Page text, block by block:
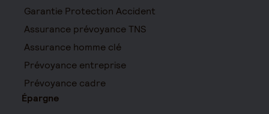
Garantie Protection Accident
Assurance prévoyance TNS
Assurance homme clé
Prévoyance entreprise
Prévoyance cadre
Épargne